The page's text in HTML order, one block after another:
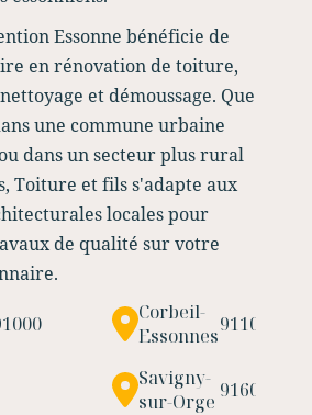
Essonne bénéficie de
en rénovation de toiture,
et démoussage. Que
une commune urbaine
dans un secteur plus rural
Toiture et fils s'adapte aux
locales pour
de qualité sur votre
Corbeil-
Essonnes91100
Savigny-
sur-Orge 91600